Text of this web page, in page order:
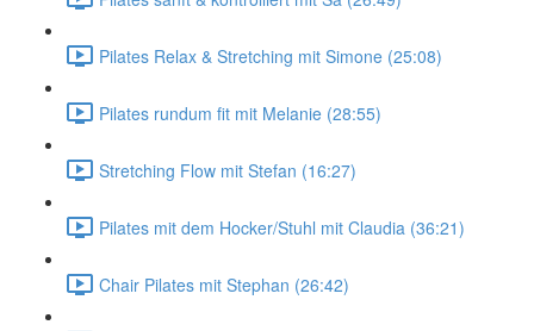
Pilates Relax & Stretching mit Simone (25:08)
Pilates rundum fit mit Melanie (28:55)
Stretching Flow mit Stefan (16:27)
Pilates mit dem Hocker/Stuhl mit Claudia (36:21)
Chair Pilates mit Stephan (26:42)